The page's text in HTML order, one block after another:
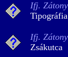
Ifj.
Ifj.
Zsákutca